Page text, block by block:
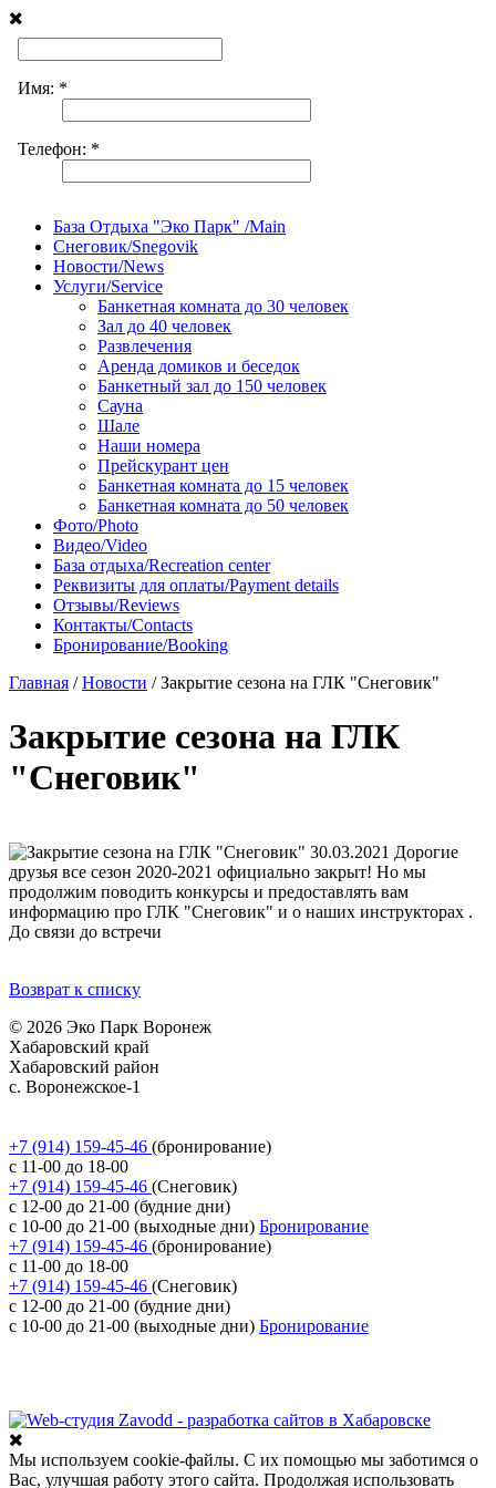
База Отдыха "Эко Парк" /Main
Снеговик/Snegovik
Новости/News
Услуги/Service
Банкетная комната до 30 человек
Зал до 40 человек
Развлечения
Аренда домиков и беседок
Банкетный зал до 150 человек
Сауна
Шале
Наши номера
Прейскурант цен
Банкетная комната до 15 человек
Банкетная комната до 50 человек
Фото/Photo
Видео/Video
База отдыха/Recreation center
Реквизиты для оплаты/Payment details
Отзывы/Reviews
Контакты/Contacts
Бронирование/Booking
Главная /Новости /Закрытие сезона на ГЛК "Снеговик"
Закрытие сезона на ГЛК
"Снеговик"
30.03.2021 Дорогие
друзья все сезон 2020-2021 официально закрыт! Но мы
продолжим поводить конкурсы и предоставлять вам
информацию про ГЛК "Снеговик" и о наших инструкторах .
До связи до встречи
Возврат к списку
© 2026 Эко Парк Воронеж
Хабаровский край
Хабаровский район
с. Воронежское-1
+7 (914) 159-45-46 (бронирование)
с 11-00 до 18-00
+7 (914) 159-45-46 (Снеговик)
с 12-00 до 21-00 (будние дни)
с 10-00 до 21-00 (выходные дни) Бронирование
+7 (914) 159-45-46 (бронирование)
с 11-00 до 18-00
+7 (914) 159-45-46 (Снеговик)
с 12-00 до 21-00 (будние дни)
с 10-00 до 21-00 (выходные дни) Бронирование
Мы используем cookie-файлы. С их помощью мы заботимся о
Вас, улучшая работу этого сайта. Продолжая использовать